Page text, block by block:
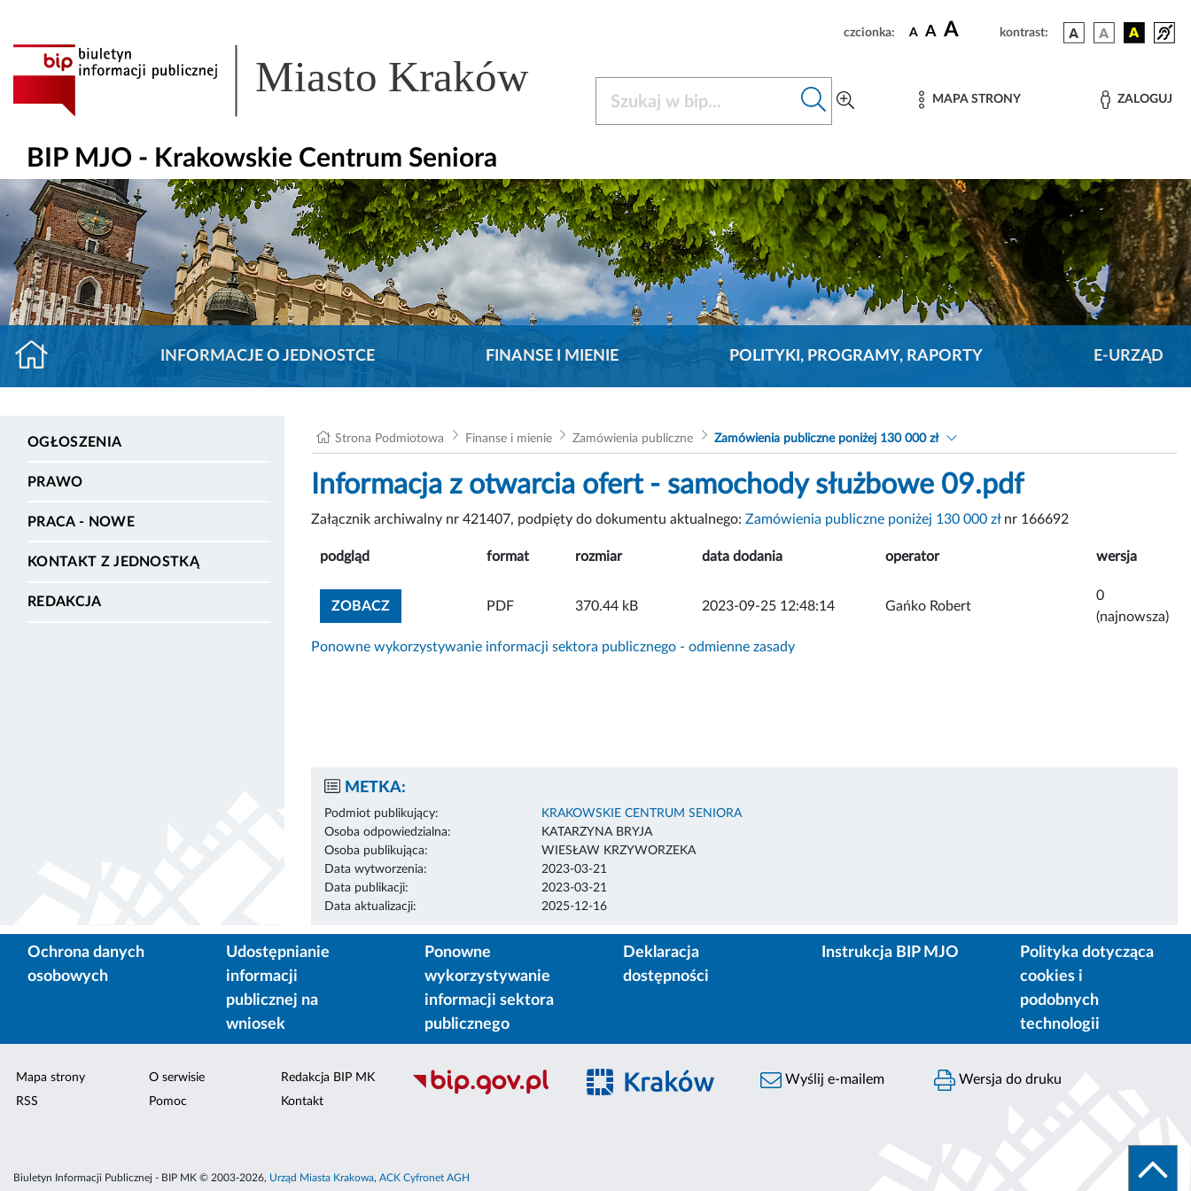
czcionka: A A A kontrast:
Miasto Kraków MAPA STRONY ZALOGUJ
BIP MJO - Krakowskie Centrum Seniora
INFORMACJE O JEDNOSTCE FINANSE I MIENIE POLITYKI, PROGRAMY, RAPORTY E-URZĄD
OGŁOSZENIA
PRAWO
PRACA - NOWE
KONTAKT Z JEDNOSTKĄ
REDAKCJA
Strona Podmiotowa Finanse i mienie Zamówienia publiczne Zamówienia publiczne poniżej 130 000 zł
Informacja z otwarcia ofert - samochody służbowe 09.pdf
Załącznik archiwalny nr 421407, podpięty do dokumentu aktualnego: Zamówienia publiczne poniżej 130 000 złnr 166692
podgląd format rozmiar data dodania operator wersja
ZOBACZZOBACZ ZAŁĄCZNIK
PDF 370.44 kB 2023-09-25 12:48:14 Gańko Robert
0
(najnowsza)
Ponowne wykorzystywanie informacji sektora publicznego - odmienne zasady
METKA:
Podmiot publikujący:
KRAKOWSKIE CENTRUM SENIORA
Osoba odpowiedzialna:
KATARZYNA BRYJA
Osoba publikująca:
WIESŁAW KRZYWORZEKA
Data wytworzenia:
2023-03-21
Data publikacji:
2023-03-21
Data aktualizacji:
2025-12-16
Ochrona danych
osobowych
Udostępnianie
informacji
publicznej na
wniosek
Ponowne
wykorzystywanie
informacji sektora
publicznego
Deklaracja
dostępności
Instrukcja BIP MJO
Polityka dotycząca
cookies i
podobnych
technologii
Mapa strony
RSS
O serwisie
Pomoc
Redakcja BIP MK
Kontakt
Wyślij e-mailem Wersja do druku
Biuletyn Informacji Publicznej - BIP MK © 2003-2026, Urząd Miasta Krakowa, ACK Cyfronet AGH